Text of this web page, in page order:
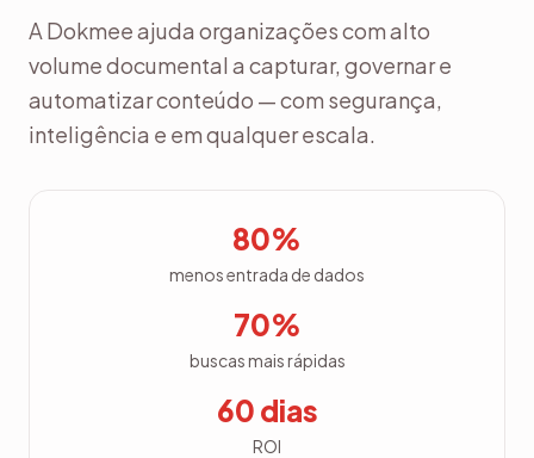
A Dokmee ajuda organizações com alto
volume documental a capturar, governar e
automatizar conteúdo — com segurança,
inteligência e em qualquer escala.
80%
menos entrada de dados
70%
buscas mais rápidas
60 dias
ROI